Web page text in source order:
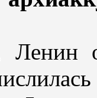
Ленин